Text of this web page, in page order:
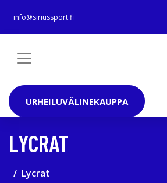
info@siriussport.fi
URHEILUVÄLINEKAUPPA
LYCRAT
Lycrat